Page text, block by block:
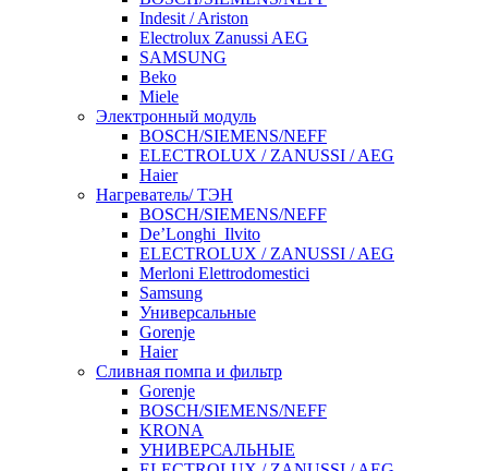
Indesit / Ariston
Electrolux Zanussi AEG
SAMSUNG
Beko
Miele
Электронный модуль
BOSCH/SIEMENS/NEFF
ELECTROLUX / ZANUSSI / AEG
Haier
Нагреватель/ ТЭН
BOSCH/SIEMENS/NEFF
De’Longhi_Ilvito
ELECTROLUX / ZANUSSI / AEG
Merloni Elettrodomestici
Samsung
Универсальные
Gorenje
Haier
Сливная помпа и фильтр
Gorenje
BOSCH/SIEMENS/NEFF
KRONA
УНИВЕРСАЛЬНЫЕ